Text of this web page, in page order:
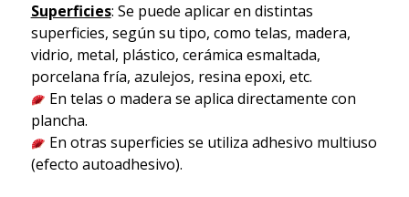
Superficies: Se puede aplicar en distintas
superficies, según su tipo, como telas, madera,
vidrio, metal, plástico, cerámica esmaltada,
porcelana fría, azulejos, resina epoxi, etc.
En telas o madera se aplica directamente con
plancha.
En otras superficies se utiliza adhesivo multiuso
(efecto autoadhesivo).